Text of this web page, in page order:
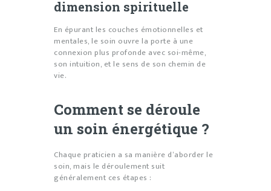
dimension spirituelle
En épurant les couches émotionnelles et
mentales, le soin ouvre la porte à une
connexion plus profonde avec soi-même,
son intuition, et le sens de son chemin de
vie.
Comment se déroule
un soin énergétique ?
Chaque praticien a sa manière d’aborder le
soin, mais le déroulement suit
généralement ces étapes :